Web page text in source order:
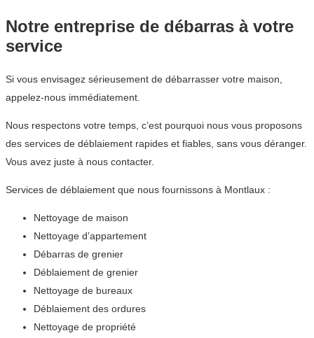
Notre entreprise de débarras à votre
service
Si vous envisagez sérieusement de débarrasser votre maison,
appelez-nous immédiatement.
Nous respectons votre temps, c’est pourquoi nous vous proposons
des services de déblaiement rapides et fiables, sans vous déranger.
Vous avez juste à nous contacter.
Services de déblaiement que nous fournissons à Montlaux :
Nettoyage de maison
Nettoyage d’appartement
Débarras de grenier
Déblaiement de grenier
Nettoyage de bureaux
Déblaiement des ordures
Nettoyage de propriété